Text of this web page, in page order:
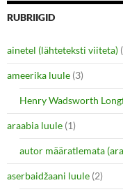
o
n
t
t
e
r
(
O
p
e
n
n
n
w
w
o
e
b
o
o
k
(
O
p
e
n
i
n
n
e
w
RUBRIIGID
ainetel (lähteteksti viiteta)
ameerika luule (3)
Henry Wadsworth
araabia luule (1)
autor määratlemata
aserbaidžaani luule (2)